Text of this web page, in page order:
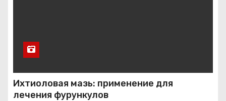
Ихтиоловая мазь: применение для
лечения фурункулов